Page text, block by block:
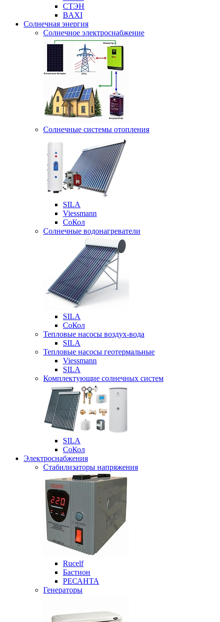
СТЭН
BAXI
Солнечная энергия
Солнечное электроснабжение
Солнечные системы отопления
SILA
Viessmann
СоКол
Солнечные водонагреватели
SILA
СоКол
Тепловые насосы воздух-вода
SILA
Тепловые насосы геотермальные
Viessmann
SILA
Комплектующие солнечных систем
SILA
СоКол
Электроснабжения
Стабилизаторы напряжения
Rucelf
Бастион
РЕСАНТА
Генераторы